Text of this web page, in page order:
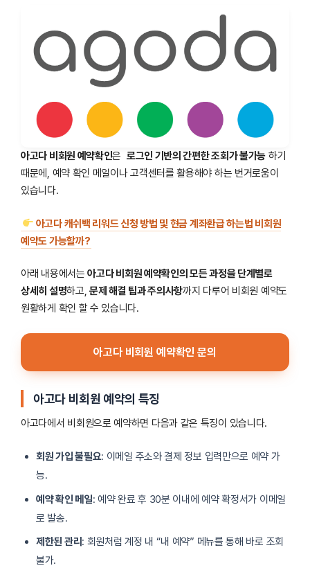
아고다 비회원 예약확인은 로그인 기반의 간편한 조회가 불가능 하기
때문에, 예약 확인 메일이나 고객센터를 활용해야 하는 번거로움이
있습니다.
아고다 캐쉬백 리워드 신청 방법 및 현금 계좌환급 하는법 비회원
예약도 가능할까?
아래 내용에서는아고다 비회원 예약확인의 모든 과정을 단계별로
상세히 설명하고,문제 해결 팁과 주의사항까지 다루어 비회원 예약도
원활하게 확인 할 수 있습니다.
아고다 비회원 예약확인 문의
아고다 비회원 예약의 특징
아고다에서 비회원으로 예약하면 다음과 같은 특징이 있습니다.
회원 가입 불필요: 이메일 주소와 결제 정보 입력만으로 예약 가
능.
예약 확인 메일: 예약 완료 후 30분 이내에 예약 확정서가 이메일
로 발송.
제한된 관리 : 회원처럼 계정 내 “내 예약” 메뉴를 통해 바로 조회
불가.